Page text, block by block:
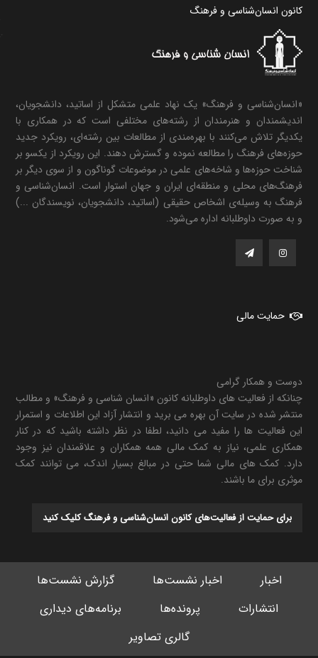
کانون انسان‌شناسی و فرهنگ
«انسان‌شناسی و فرهنگ» یک نهاد علمی متشکل از اساتید، دانشجویان،
اندیشمندان و هنرمندان از رشته‌های مختلفی است که در همکاری با
یکدیگر تلاش می‌کنند با بهره‌مندی از مطالعات بین رشته‌ای، رویکرد جدید
حوزه‌های فرهنگ را مطالعه نموده و گسترش دهند. این رویکرد از یکسو بر
شناخت حوزه‌ها و شاخه‌های علمی در موضوعات گوناگون و از سوی دیگر بر
فرهنگ‌های محلی و منطقه‌ای ایران و جهان استوار است. انسان‌شناسی و
فرهنگ به وسیله‌ی اشخاص حقیقی (اساتید، دانشجویان، نویسندگان ...)
و به صورت داوطلبانه اداره می‌شود.
حمایت مالی
دوست و همکار گرامی
چنانکه از فعالیت های داوطلبانه کانون «انسان شناسی و فرهنگ» و مطالب
منتشر شده در سایت آن بهره می برید و انتشار آزاد این اطلاعات و استمرار
این فعالیت ها را مفید می دانید، لطفا در نظر داشته باشید که در کنار
همکاری علمی، نیاز به کمک مالی همه همکاران و علاقمندان نیز وجود
دارد. کمک های مالی شما حتی در مبالغ بسیار اندک، می توانند کمک
موثری برای ما باشند.
برای حمایت از فعالیت‌های کانون انسان‌شناسی و فرهنگ کلیک کنید
اخبار اخبار نشست‌ها
گزارش نشست‌ها
انتشارات
پرونده‌ها
برنامه‌های دیداری
گالری تصاویر